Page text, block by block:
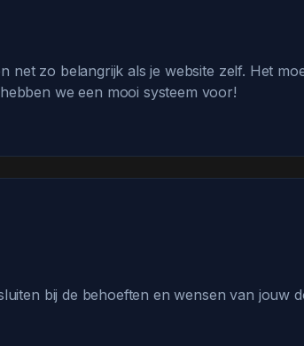
zo belangrijk als je website zelf. Het
we een mooi systeem voor!
bij de behoeften en wensen van jouw